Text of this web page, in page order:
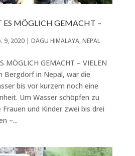
ES MÖGLICH GEMACHT –
9, 2020| DAGU HIMALAYA,NEPAL
MÖGLICH GEMACHT – VIELEN
Bergdorf in Nepal, war die
bis vor kurzem noch eine
Um Wasser schöpfen zu
und Kinder zwei bis drei
–...